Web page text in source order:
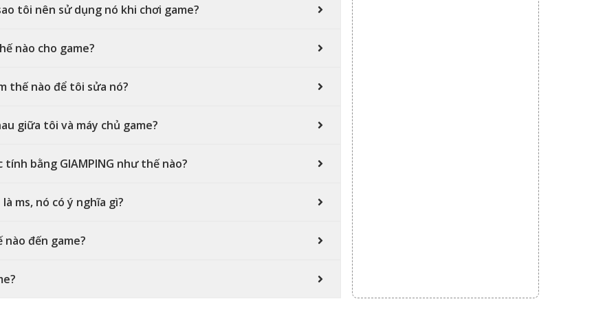
tôi nên sử dụng nó khi chơi game?
nào cho game?
thế nào để tôi sửa nó?
giữa tôi và máy chủ game?
bằng GIAMPING như thế nào?
ms, nó có ý nghĩa gì?
đến game?